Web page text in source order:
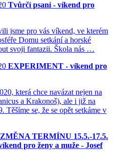
Tvůrčí psaní - víkend pro
jsme pro vás víkend, ve kterém
Domu setkání a horské
svoji fantazii. Škola nás …
EXPERIMENT - víkend pro
která chce navázat nejen na
a Krakonoš), ale i již na
Těšíme se, že se opět setkáme v
ZMĚNA TERMÍNU 15.5.-17.5.
pro ženy a muže - Josef